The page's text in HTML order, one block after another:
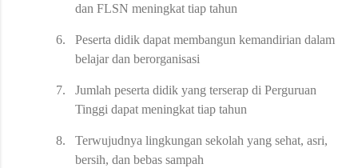
dan FLSN meningkat tiap tahun
6.
Peserta didik dapat membangun kemandirian dalam
belajar dan berorganisasi
7.
Jumlah peserta didik yang terserap di Perguruan
Tinggi dapat meningkat tiap tahun
8.
Terwujudnya lingkungan sekolah yang sehat, asri,
bersih, dan bebas sampah